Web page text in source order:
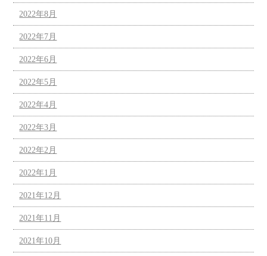
2022年8月
2022年7月
2022年6月
2022年5月
2022年4月
2022年3月
2022年2月
2022年1月
2021年12月
2021年11月
2021年10月